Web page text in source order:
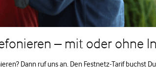
– mit oder ohne
Dann ruf uns an. Den Festnetz-Tarif